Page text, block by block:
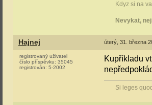
Kdyz si na
Nevykat,
Hajnej úterý, 31. března
registrovaný uživatel
číslo příspěvku: 35045
registrován: 5-2002
Kupříkladu
Si leges